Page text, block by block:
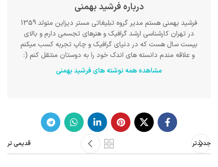
درباره فرشید بهمنی
فرشید بهمنی هستم مدیر گروه تبلیغاتی مستر دیزاین متولد 1359
در تهران کارشناسی ارشد گرافیک و هنرهای تجسمی دارم و بالای
بیست سال هست که در دنیای گرافیک و چاپ تجربه کسب میکنم
و علاقه مندم دانسته های اندک خود را به دوستان منتقل کنم (:
مشاهده همه نوشته های فرشید بهمنی
جدیدتر قدیمی تر